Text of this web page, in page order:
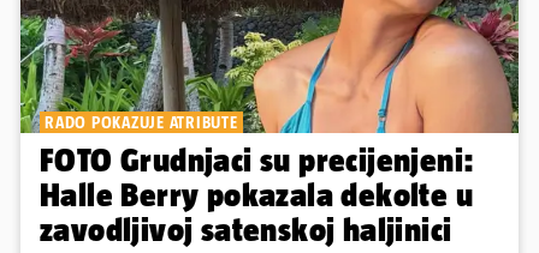
RADO POKAZUJE ATRIBUTE
FOTO Grudnjaci su precijenjeni:
Halle Berry pokazala dekolte u
zavodljivoj satenskoj haljinici